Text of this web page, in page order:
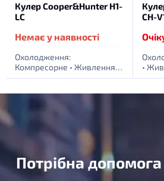
Кулер Cooper&Hunter H1-
LC
Немає у наявності
Охолодження:
Компресорне • Живлення: 1
фаза - 220Вт
CH-
•
Потрібна